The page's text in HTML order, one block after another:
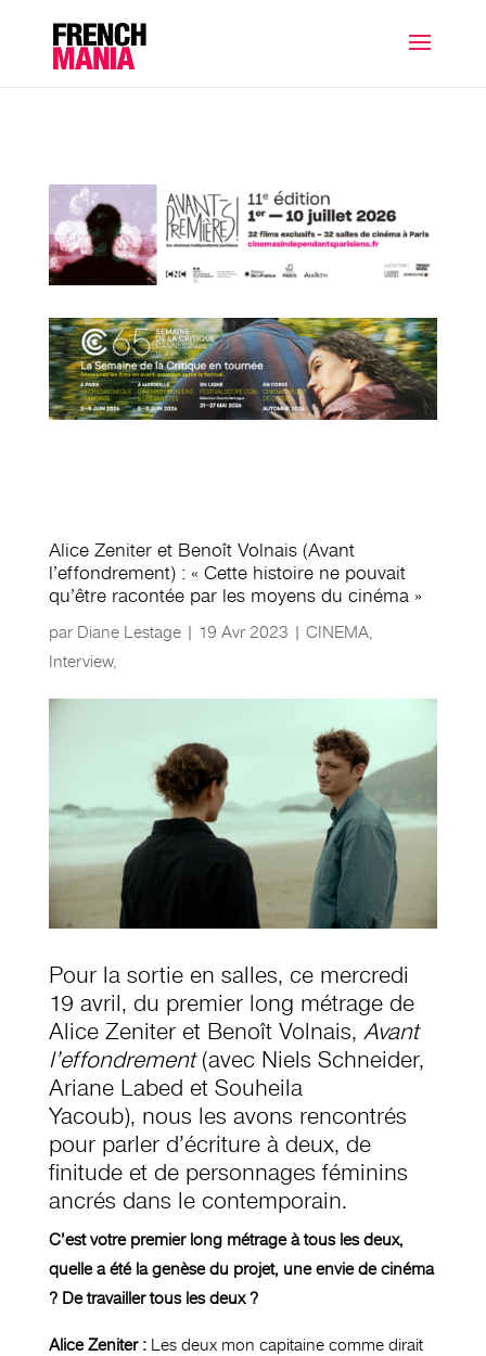
Alice Zeniter et Benoît Volnais (Avant
l’effondrement) : « Cette histoire ne pouvait
qu’être racontée par les moyens du cinéma »
par Diane Lestage| 19 Avr 2023 | CINEMA,
Interview,
Pour la sortie en salles, ce mercredi
19 avril, du premier long métrage de
Alice Zeniter et Benoît Volnais, Avant
l’effondrement(avec Niels Schneider,
Ariane Labed et Souheila
Yacoub), nous les avons rencontrés
pour parler d’écriture à deux, de
finitude et de personnages féminins
ancrés dans le contemporain.
C’est votre premier long métrage à tous les deux,
quelle a été la genèse du projet, une envie de cinéma
? De travailler tous les deux ?
Alice Zeniter :Les deux mon capitaine comme dirait